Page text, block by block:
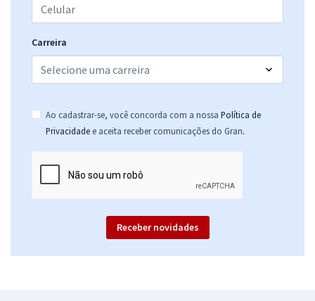
Carreira
Ao cadastrar-se, você concorda com a nossa Política de
Privacidade e aceita receber comunicações do Gran.
Receber novidades